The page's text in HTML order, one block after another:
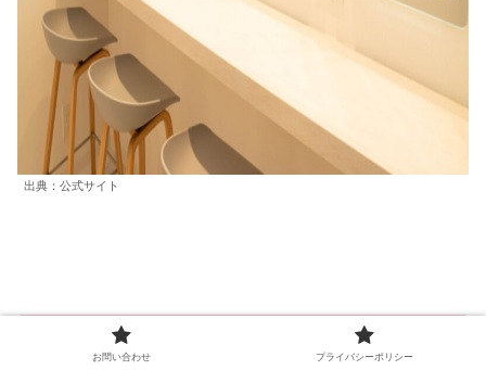
出典：公式サイト
The SILK 新宿店さんで、前から気になっていたマシ
お問い合わせ プライバシーポリシー